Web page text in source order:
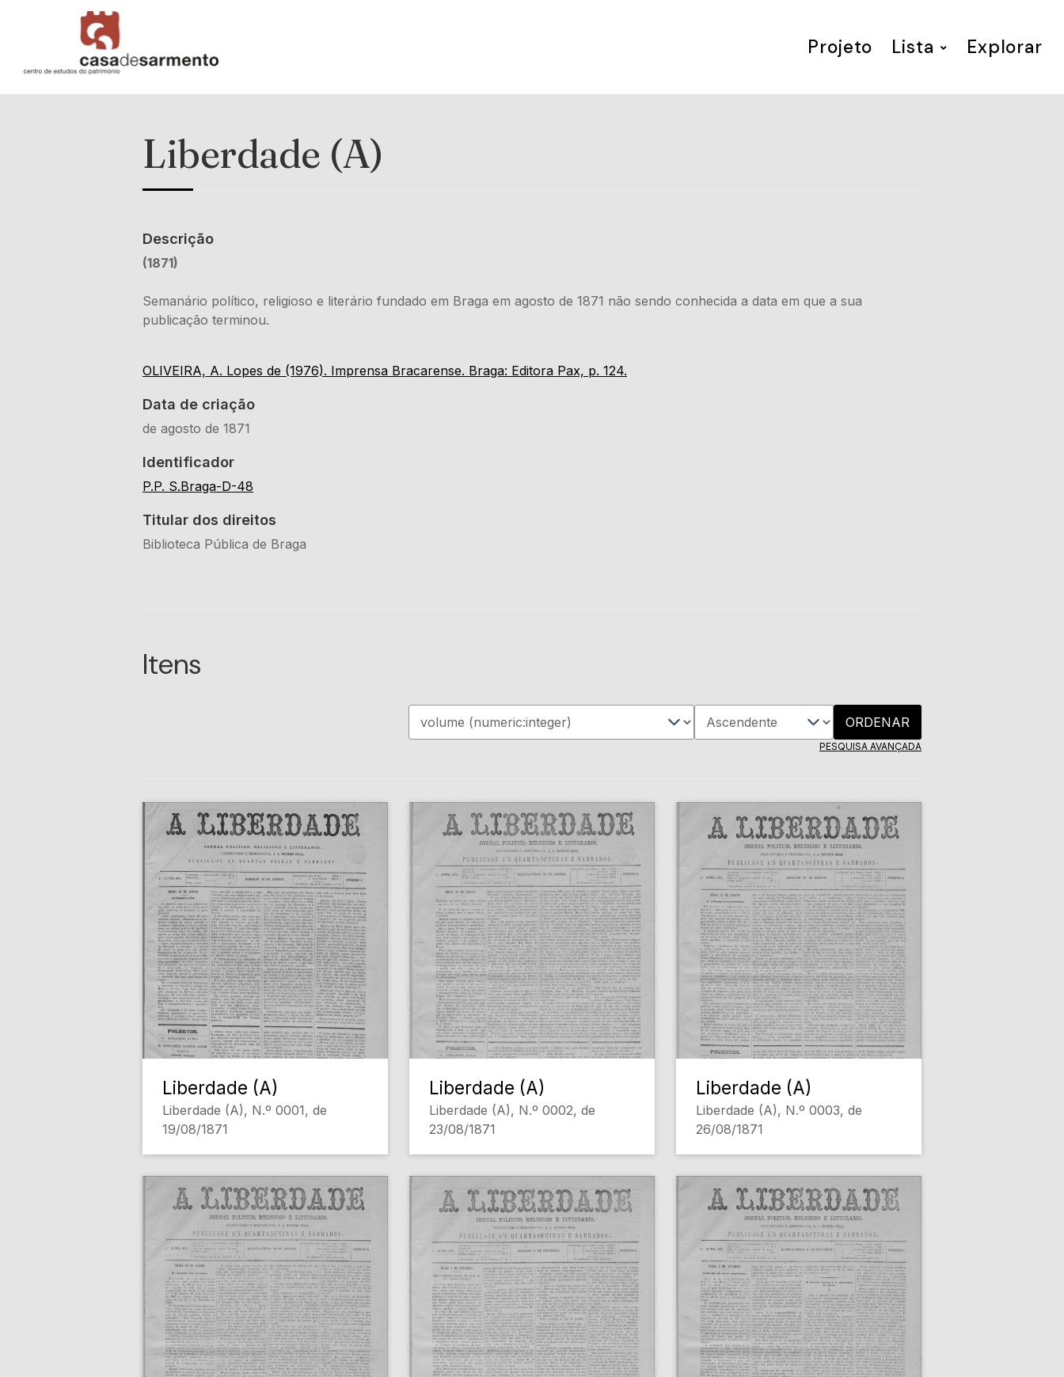
Projeto Lista Explorar
Liberdade (A)
Descrição
(1871)
Semanário político, religioso e literário fundado em Braga em agosto de 1871 não sendo conhecida a data em que a sua
publicação terminou.
OLIVEIRA, A. Lopes de (1976). Imprensa Bracarense. Braga: Editora Pax, p. 124.
Data de criação
de agosto de 1871
Identificador
P.P. S.Braga-D-48
Titular dos direitos
Biblioteca Pública de Braga
Itens
ORDENAR
PESQUISA AVANÇADA
Liberdade (A)
Liberdade (A), N.º 0001, de
19/08/1871
Liberdade (A)
Liberdade (A), N.º 0002, de
23/08/1871
Liberdade (A)
Liberdade (A), N.º 0003, de
26/08/1871